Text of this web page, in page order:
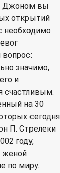
Джоном вы
открытий
необходимо
значимо,
и
счастливым.
на 30
сегодня
П. Стрелеки
году,
женой
по миру.